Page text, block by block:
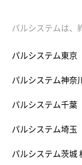
パルシステムは、
パルシステム東京
パルシステム神奈川
パルシステム千葉
パルシステム埼玉
パルシステム茨城